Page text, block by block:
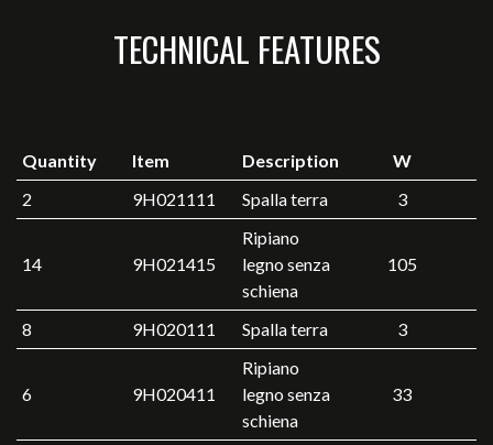
TECHNICAL FEATURES
Quantity Item Description
W
2
9H021111 Spalla terra 3
14 9H021415
Ripiano
legno senza
schiena
105
8 9H020111 Spalla terra 3
6 9H020411
Ripiano
legno senza
schiena
33